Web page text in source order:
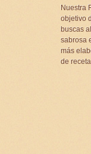
Nuestra
objetivo
buscas
sabrosa
más
de